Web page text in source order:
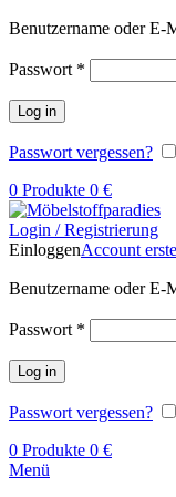
Benutzername oder E-
Passwort *
Log in
Passwort vergessen?
0 Produkte 0 €
Login / Registrierung
EinloggenAccount
Benutzername oder E-
Passwort *
Log in
Passwort vergessen?
0 Produkte 0 €
Menü